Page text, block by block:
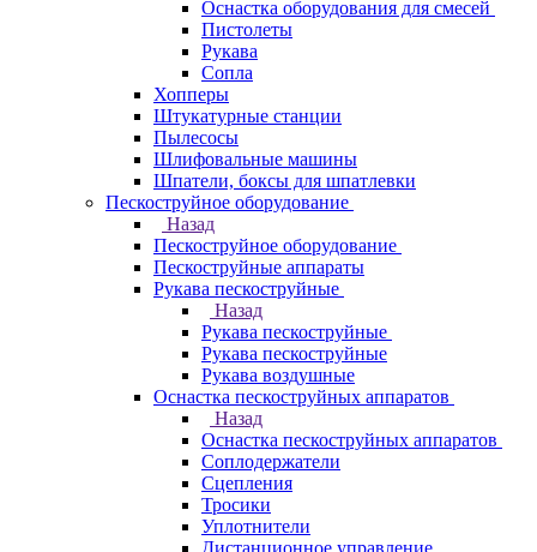
Оснастка оборудования для смесей
Пистолеты
Рукава
Сопла
Хопперы
Штукатурные станции
Пылесосы
Шлифовальные машины
Шпатели, боксы для шпатлевки
Пескоструйное оборудование
Назад
Пескоструйное оборудование
Пескоструйные аппараты
Рукава пескоструйные
Назад
Рукава пескоструйные
Рукава пескоструйные
Рукава воздушные
Оснастка пескоструйных аппаратов
Назад
Оснастка пескоструйных аппаратов
Соплодержатели
Сцепления
Тросики
Уплотнители
Дистанционное управление